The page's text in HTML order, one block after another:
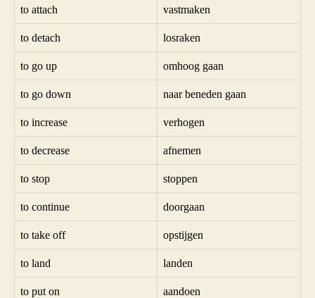
to attach vastmaken
to detach losraken
to go up omhoog gaan
to go down naar beneden gaan
to increase verhogen
to decrease afnemen
to stop stoppen
to continue doorgaan
to take off opstijgen
to land landen
to put on aandoen